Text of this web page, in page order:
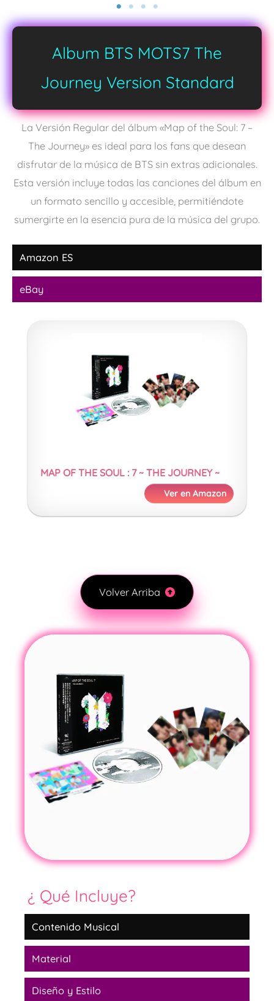
Album BTS MOTS7 The
Journey Version Standard
La Versión Regular del álbum «Map of the Soul: 7 –
The Journey» es ideal para los fans que desean
disfrutar de la música de BTS sin extras adicionales.
Esta versión incluye todas las canciones del álbum en
un formato sencillo y accesible, permitiéndote
sumergirte en la esencia pura de la música del grupo.
Amazon ES
eBay
MAP OF THE SOUL : 7 ~ THE JOURNEY ~
Ver en Amazon
Volver Arriba
¿ Qué Incluye?
Contenido Musical
Material
Diseño y Estilo